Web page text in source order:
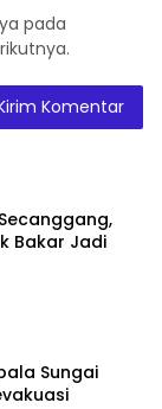
pada
Bakar Jadi
Sungai